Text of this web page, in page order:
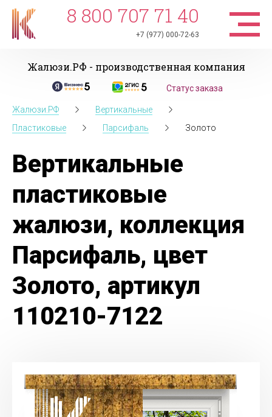
8 800 707 71 40
+7 (977) 000-72-63
Жалюзи.РФ - производственная компания
Статус заказа
Жалюзи.РФ
Вертикальные
Пластиковые
Парсифаль Золото
Вертикальные
пластиковые
жалюзи, коллекция
Парсифаль, цвет
Золото, артикул
110210-7122